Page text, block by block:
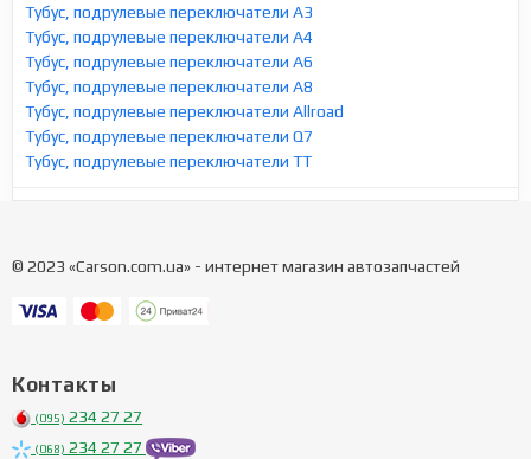
Тубус, подрулевые переключатели A3
Тубус, подрулевые переключатели A4
Тубус, подрулевые переключатели A6
Тубус, подрулевые переключатели A8
Тубус, подрулевые переключатели Allroad
Тубус, подрулевые переключатели Q7
Тубус, подрулевые переключатели TT
© 2023 «Carson.com.ua» - интернет магазин автозапчастей
Контакты
(095) 234 27 27
(068) 234 27 27